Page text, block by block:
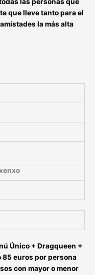
que lleve tanto para el
la más alta
Único + Dragqueen +
85 euros por persona
con mayor o menor